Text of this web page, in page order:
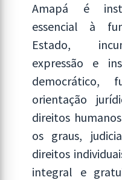
Amapá é
essencial à
Estado,
expressão e
democrático,
orientação
direitos
os graus,
direitos
integral e